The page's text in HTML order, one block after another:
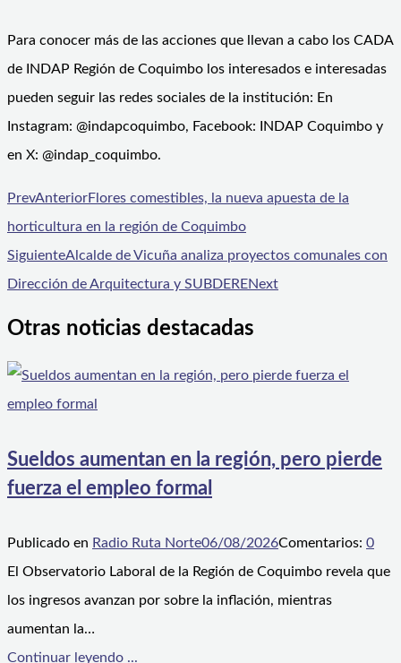
Para conocer más de las acciones que llevan a cabo los CADA
de INDAP Región de Coquimbo los interesados e interesadas
pueden seguir las redes sociales de la institución: En
Instagram: @indapcoquimbo, Facebook: INDAP Coquimbo y
en X: @indap_coquimbo.
PrevAnteriorFlores comestibles, la nueva apuesta de la
horticultura en la región de Coquimbo
SiguienteAlcalde de Vicuña analiza proyectos comunales con
Dirección de Arquitectura y SUBDERENext
Otras noticias destacadas
Sueldos aumentan en la región, pero pierde
fuerza el empleo formal
Publicado en Radio Ruta Norte06/08/2026Comentarios: 0
El Observatorio Laboral de la Región de Coquimbo revela que
los ingresos avanzan por sobre la inflación, mientras
aumentan la…
Continuar leyendo ...